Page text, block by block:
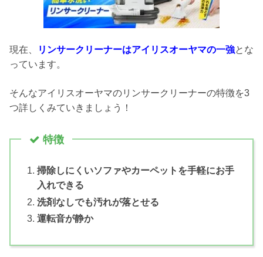
現在、 リンサークリーナーはアイリスオーヤマの一強とな
っています。
そんなアイリスオーヤマのリンサークリーナーの特徴を3
つ詳しくみていきましょう！
特徴
掃除しにくいソファやカーペットを手軽にお手
入れできる
洗剤なしでも汚れが落とせる
運転音が静か